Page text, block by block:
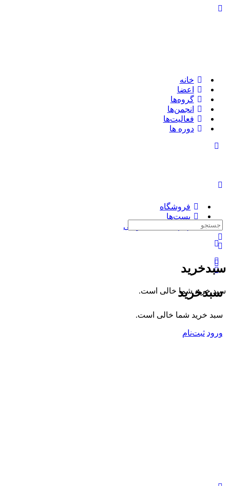
خانه
اعضا
گروه‌ها
انجمن‌ها
فعالیت‌ها
دوره ها
فروشگاه
پست‌ها
چاپ کتاب سفارشی
سبدخرید
سبد خرید شما خالی است.
ورود ثبت‌نام
سبدخرید
سبد خرید شما خالی است.
جستجوی: